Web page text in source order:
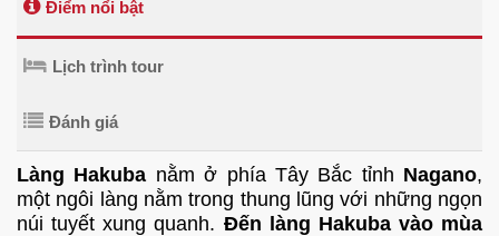
Điểm nổi bật
Lịch trình tour
Đánh giá
Làng Hakuba nằm ở phía Tây Bắc tỉnh Nagano,
một ngôi làng nằm trong thung lũng với những ngọn
núi tuyết xung quanh. Đến làng Hakuba vào mùa